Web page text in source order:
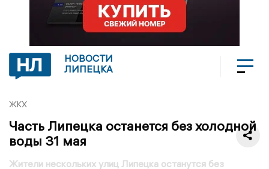
НОВОСТИ
ЛИПЕЦКА
ЖКХ
Часть Липецка останется без холодной
воды 31 мая
Жители нескольких улиц Липецка останутся без